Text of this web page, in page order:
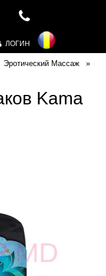
ЛОГИН
Эротический Массаж
Kama